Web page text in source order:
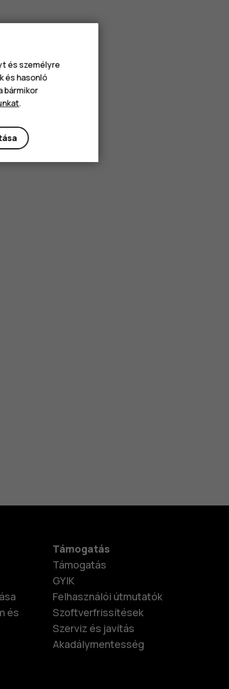
és
Támogatás
Támogatás
GYIK
Felhasználói útmutatók
Szoftverfrissítések
Szerviz és javítás
Akadálymentesség
és személyre
és hasonló
bármikor
.